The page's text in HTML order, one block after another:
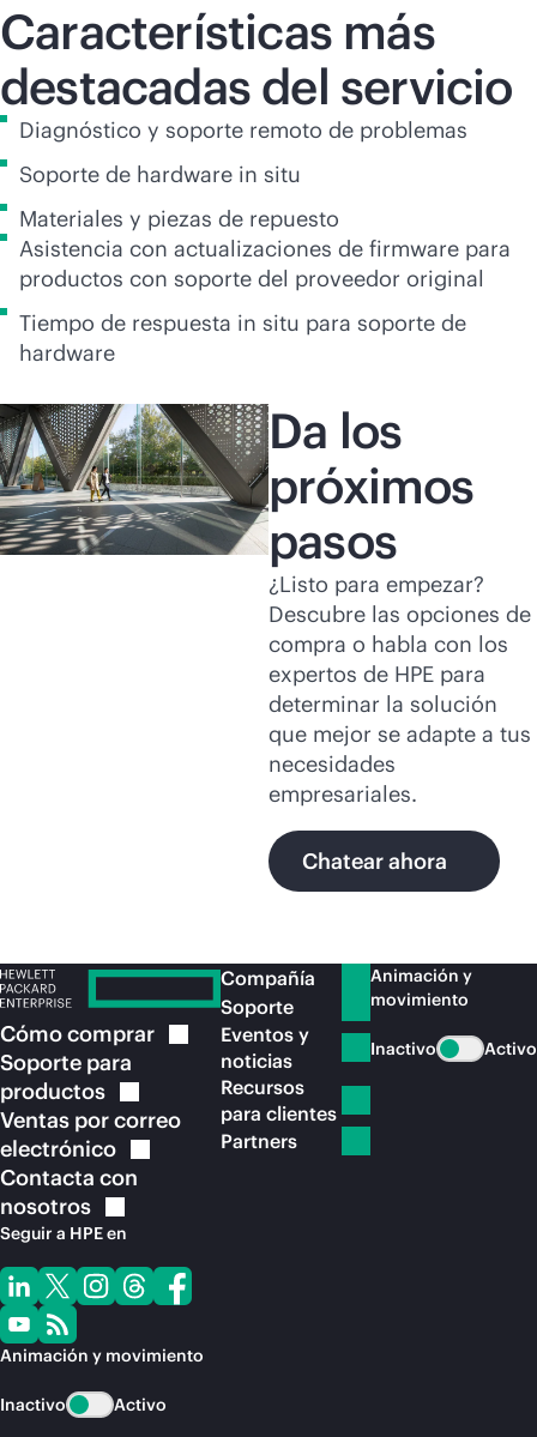
Características más
destacadas del servicio
Diagnóstico y soporte remoto de problemas
Soporte de hardware in situ
Materiales y piezas de repuesto
Asistencia con actualizaciones de firmware para
productos con soporte del proveedor original
Tiempo de respuesta in situ para soporte de
hardware
Da los
próximos
pasos
¿Listo para empezar?
Descubre las opciones de
compra o habla con los
expertos de HPE para
determinar la solución
que mejor se adapte a tus
necesidades
empresariales.
Chatear ahora
Cómocomprar
Soporte para
productos
Ventas por correo
electrónico
Contacta con
nosotros
Seguir a HPE en
Animación y movimiento
Inactivo Activo
Compañía
Soporte
Eventos y
noticias
Recursos
para clientes
Partners
Animación y
movimiento
Inactivo Activo